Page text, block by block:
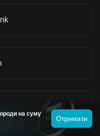
на суму
Отримати